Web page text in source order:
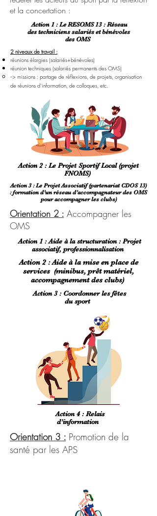
et la concertation :
Action 1 : Le RESOMS 13 : Réseau
des techniciens salariés et bénévoles
des OMS
2 niveaux de travail :
réunions élargies (salariés+bénévoles)
réunion techniques (salariés permanents des OMS)​​
--> missions : partage de réflexions, de projets, organisation
de réunions d’information, de colloques, etc.
Action 2 : Le Projet Sportif Local (projet
FNOMS)
Action 3 : Le Projet Associatif (partenariat CDOS 13)
: formation d’un réseau d’accompagnateur des OMS
pour accompagner les clubs)
Orientation 2 : Accompagner les
OMS
Action 1 : Aide à la structuration : Projet
associatif, professionnalisation
Action 2 : Aide à la mise en place de
services (minibus, prêt matériel,
accompagnement des clubs)
Action 3 : Coordonner les fêtes
du sport
Action 4 : Relais
d’information
Orientation 3 : Promotion de la
santé par les APS